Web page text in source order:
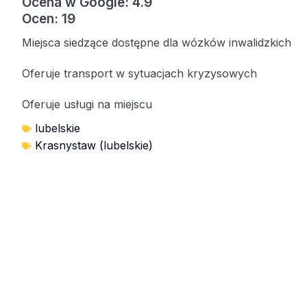
Ocen: 19
Miejsca siedzące dostępne dla wózków inwalidzkich
Oferuje transport w sytuacjach kryzysowych
Oferuje usługi na miejscu
lubelskie
Krasnystaw (lubelskie)